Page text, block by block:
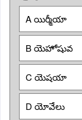
A యిర్మీయా
B యెహోషువ
C యెషయా
D యోవేలు